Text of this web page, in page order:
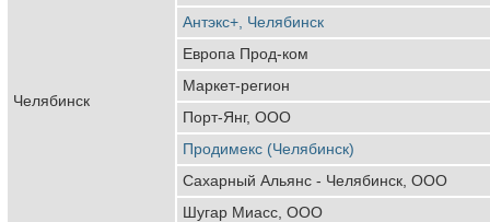
Челябинск
Антэкс+, Челябинск
Европа Прод-ком
Маркет-регион
Порт-Янг, ООО
Продимекс (Челябинск)
Сахарный Альянс - Челябинск, ООО
Шугар Миасс, ООО